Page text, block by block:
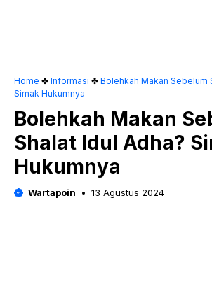
Home ✤ Informasi ✤ Bolehkah Makan Sebelum
Simak Hukumnya
Bolehkah Makan
Shalat Idul Adha?
Hukumnya
Wartapoin 13 Agustus 2024